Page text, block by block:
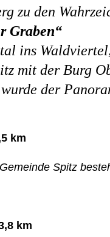
zu den
Graben“
ins
mit der Burg
der
km
Spitz
km